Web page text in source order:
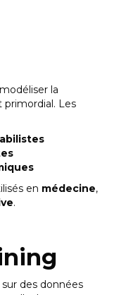
la
primordial. Les
en médecine,
.
sur des données